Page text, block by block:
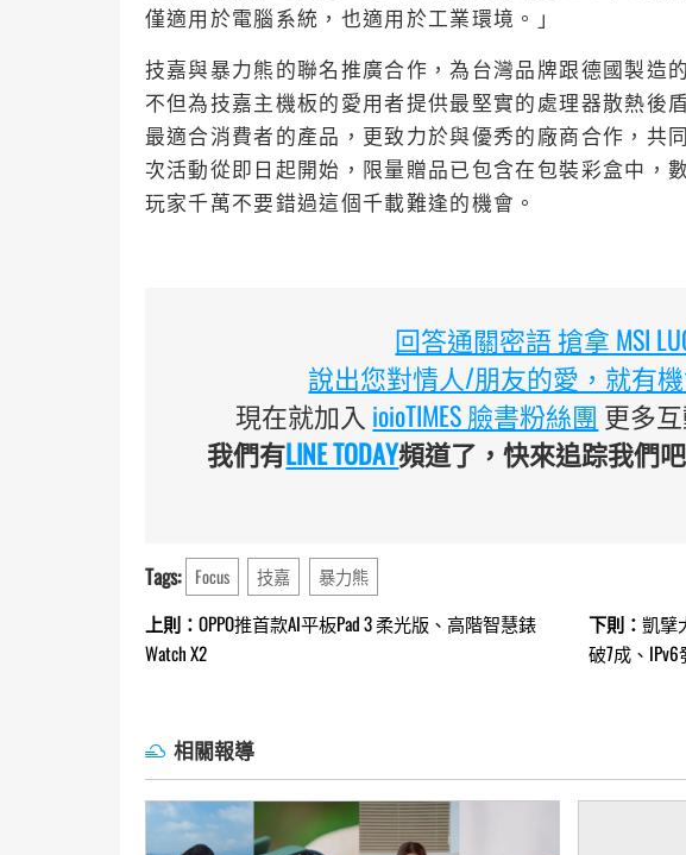
僅適用於電腦系統，也適用於工業環境。」
技嘉與暴力熊的聯名推廣合作，為台灣品牌跟德國製造
不但為技嘉主機板的愛用者提供最堅實的處理器散熱後
最適合消費者的產品，更致力於與優秀的廠商合作，共
次活動從即日起開始，限量贈品已包含在包裝彩盒中，
玩家千萬不要錯過這個千載難逢的機會。
回答通關密語 搶拿 MSI
說出您對情人/朋友的愛，就有機
現在就加入 ioioTIMES 臉書粉絲團 更多
我們有LINE TODAY頻道了，快來追踪我們
Tags: Focus 技嘉 暴力熊
Continue
Reading
上則： OPPO推首款AI平板Pad 3 柔光版、高階智慧錶
Watch X2
下則： 凱擘
破7成、
相關報導